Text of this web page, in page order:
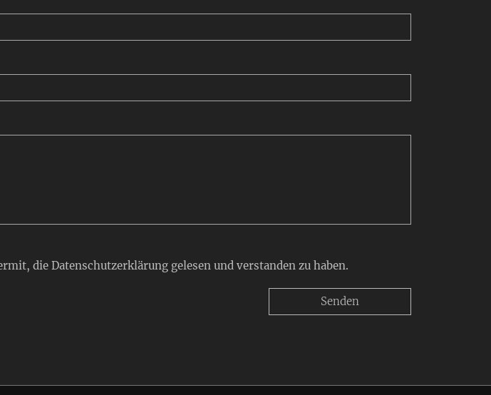
die Datenschutzerklärung gelesen und verstanden zu haben.